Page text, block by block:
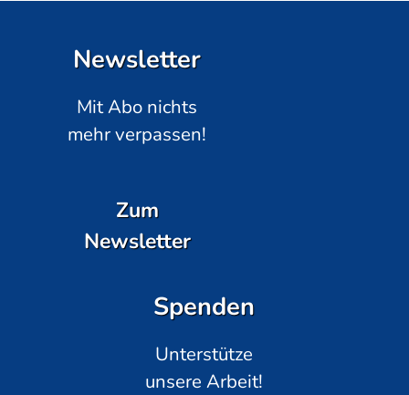
Newsletter
Mit Abo nichts
mehr verpassen!
Zum
Newsletter
Spenden
Unterstütze
unsere Arbeit!